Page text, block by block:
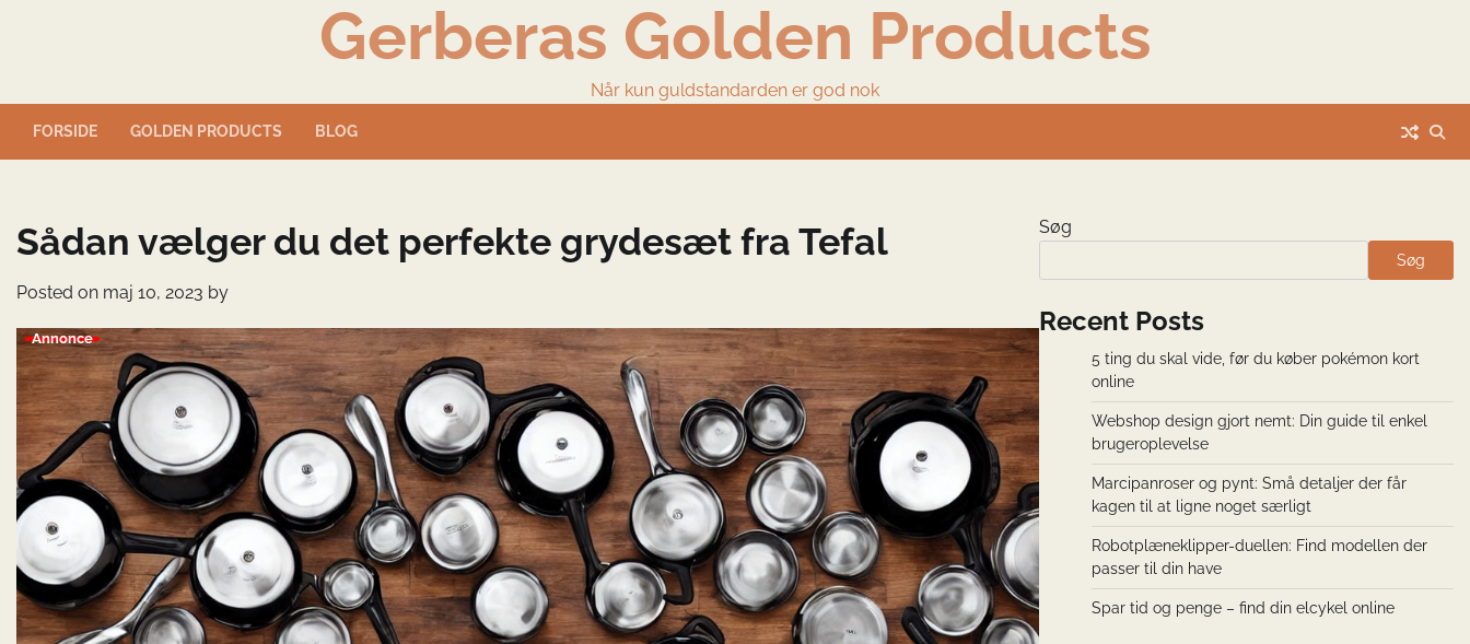
Gerberas Golden Products
Når kun guldstandarden er god nok
FORSIDE GOLDEN PRODUCTS BLOG
Sådan vælger du det perfekte grydesæt fra Tefal
Posted on maj 10, 2023 by
Annonce
Søg
Søg
Recent Posts
5 ting du skal vide, før du køber pokémon kort
online
Webshop design gjort nemt: Din guide til enkel
brugeroplevelse
Marcipanroser og pynt: Små detaljer der får
kagen til at ligne noget særligt
Robotplæneklipper-duellen: Find modellen der
passer til din have
Spar tid og penge – find din elcykel online